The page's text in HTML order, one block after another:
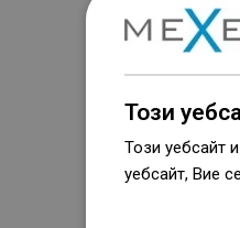
Този
Този уебсайт
уебсайт, Вие